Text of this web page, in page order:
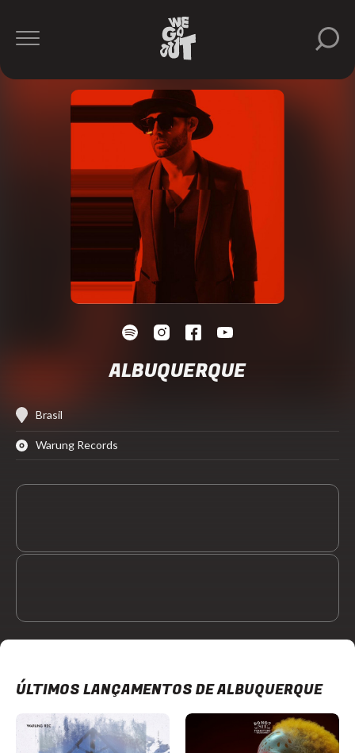
ALBUQUERQUE
Brasil
Warung Records
ÚLTIMOS LANÇAMENTOS DE ALBUQUERQUE